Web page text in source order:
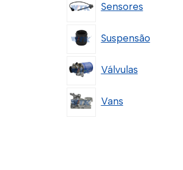
Sensores
Suspensão
Válvulas
Vans